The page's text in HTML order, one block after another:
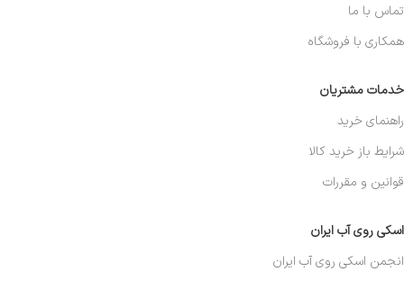
تماس با ما
همکاری با فروشگاه
خدمات مشتریان
راهنمای خرید
شرایط باز خرید کالا
قوانین و مقررات
اسکی روی آب ایران
انجمن اسکی روی آب ایران